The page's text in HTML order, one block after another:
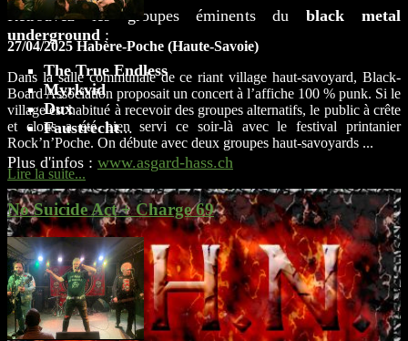
Retrouvez les groupes éminents dublack metal
underground :
The True Endless
Myrkvid
Dux
Faustrecht...
Plus d'infos : www.asgard-hass.ch
27/04/2025 Habère-Poche (Haute-Savoie)
Dans la salle communale de ce riant village haut-savoyard, Black-
Board Association proposait un concert à l’affiche 100 % punk. Si le
village est habitué à recevoir des groupes alternatifs, le public à crête
et clous a été bien servi ce soir-là avec le festival printanier
Rock’n’Poche. On débute avec deux groupes haut-savoyards ...
Lire la suite...
No Suicide Act + Charge 69